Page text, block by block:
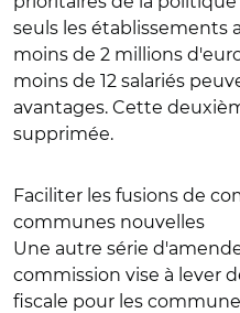
seuls les établissements
moins de 2 millions
moins de 12 salariés
avantages. Cette
supprimée.
Faciliter les fusions de
communes nouvelles
Une autre série
commission vise à lever
fiscale pour les